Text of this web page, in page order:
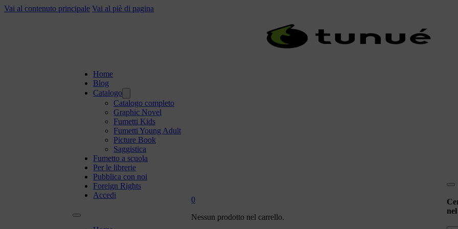
Vai al contenuto principale Vai al piè di pagina
Home
Blog
Catalogo
Catalogo completo
Graphic Novel
Fumetti Kids
Fumetti Young Adult
Picture Book
Saggistica
Fumetto a scuola
Per le librerie
Pubblica con noi
Foreign Rights
Accedi
0
Nessun prodotto nel carrello.